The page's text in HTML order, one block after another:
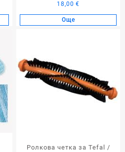
18,00€
Още
Ролкова четка за Tefal /